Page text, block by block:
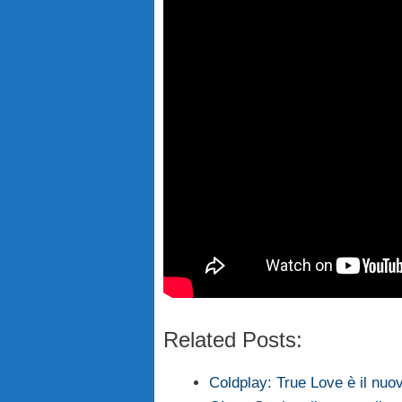
Related Posts:
Coldplay: True Love è il